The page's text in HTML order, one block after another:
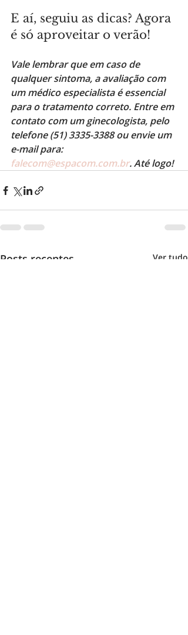
E aí, seguiu as dicas? Agora
é só aproveitar o verão!
Vale lembrar que em caso de
qualquer sintoma, a avaliação com
um médico especialista é essencial
para o tratamento correto. Entre em
contato com um ginecologista, pelo
telefone (51) 3335-3388 ou envie um
e-mail para:
falecom@espacom.com.br. Até logo!
Posts recentes Ver tudo